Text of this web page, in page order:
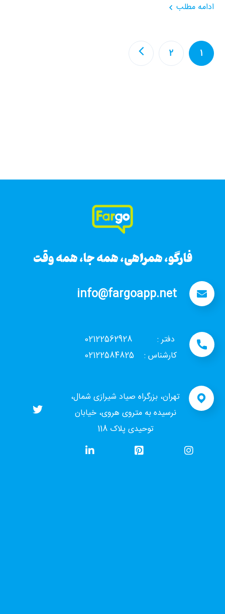
ادامه مطلب
1
2
فارگو، همراهی، همه جا، همه وقت
info@fargoapp.net
دفتر : 02122562928
کارشناس : 02122584825
تهران، بزرگراه صیاد شیرازی شمال،
نرسیده به متروی هروی، خیابان
توحیدی پلاک 118